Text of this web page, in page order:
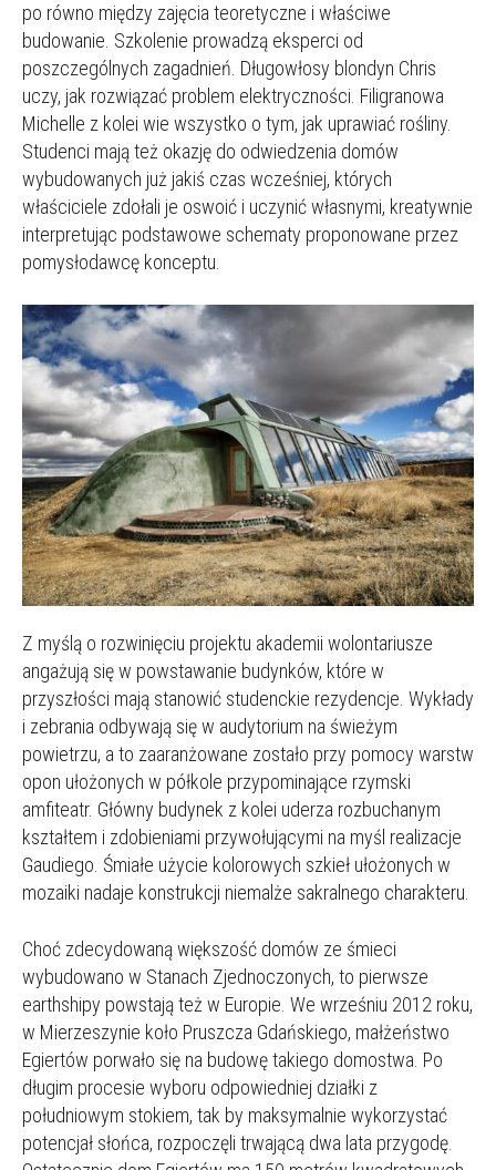
po równo między zajęcia teoretyczne i właściwe
budowanie. Szkolenie prowadzą eksperci od
poszczególnych zagadnień. Długowłosy blondyn Chris
uczy, jak rozwiązać problem elektryczności. Filigranowa
Michelle z kolei wie wszystko o tym, jak uprawiać rośliny.
Studenci mają też okazję do odwiedzenia domów
wybudowanych już jakiś czas wcześniej, których
właściciele zdołali je oswoić i uczynić własnymi, kreatywnie
interpretując podstawowe schematy proponowane przez
pomysłodawcę konceptu.
Z myślą o rozwinięciu projektu akademii wolontariusze
angażują się w powstawanie budynków, które w
przyszłości mają stanowić studenckie rezydencje. Wykłady
i zebrania odbywają się w audytorium na świeżym
powietrzu, a to zaaranżowane zostało przy pomocy warstw
opon ułożonych w półkole przypominające rzymski
amfiteatr. Główny budynek z kolei uderza rozbuchanym
kształtem i zdobieniami przywołującymi na myśl realizacje
Gaudiego. Śmiałe użycie kolorowych szkieł ułożonych w
mozaiki nadaje konstrukcji niemalże sakralnego charakteru.
Choć zdecydowaną większość domów ze śmieci
wybudowano w Stanach Zjednoczonych, to pierwsze
earthshipy powstają też w Europie. We wrześniu 2012 roku,
w Mierzeszynie koło Pruszcza Gdańskiego, małżeństwo
Egiertów porwało się na budowę takiego domostwa. Po
długim procesie wyboru odpowiedniej działki z
południowym stokiem, tak by maksymalnie wykorzystać
potencjał słońca, rozpoczęli trwającą dwa lata przygodę.